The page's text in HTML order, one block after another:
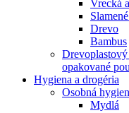
Vrecká
Drevo
Bambus
opakované
Hygiena a drogéria
Osobná
Mydlá